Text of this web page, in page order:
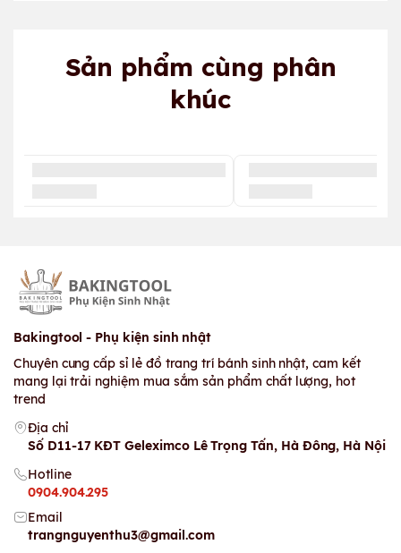
Sản phẩm cùng phân
khúc
Bakingtool - Phụ kiện sinh nhật
Chuyên cung cấp sỉ lẻ đồ trang trí bánh sinh nhật, cam kết
mang lại trải nghiệm mua sắm sản phẩm chất lượng, hot
trend
Địa chỉ
Số D11-17 KĐT Geleximco Lê Trọng Tấn, Hà Đông, Hà Nội
Hotline
0904.904.295
Email
trangnguyenthu3@gmail.com